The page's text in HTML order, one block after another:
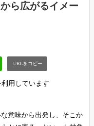
ら広がるイメー
用しています
意味から出発し、そこか